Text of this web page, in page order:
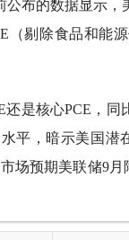
公布的数据显示，
（剔除食品和能
还是核心PCE，
平，暗示美国
场预期美联储9